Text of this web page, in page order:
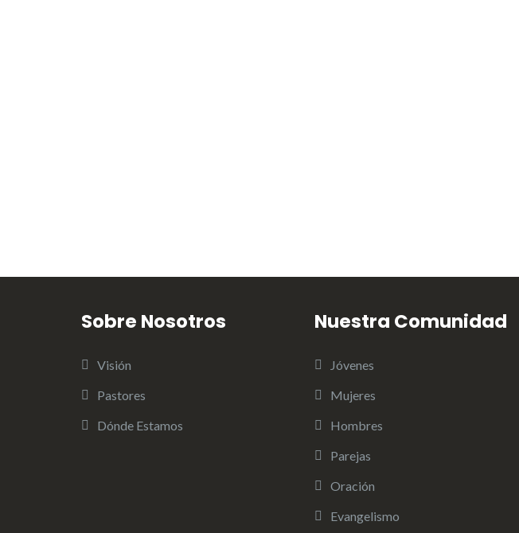
Sobre Nosotros
Visión
Pastores
Dónde Estamos
Nuestra Comunidad
Jóvenes
Mujeres
Hombres
Parejas
Oración
Evangelismo